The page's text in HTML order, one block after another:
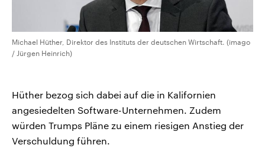
Michael Hüther, Direktor des Instituts der deutschen Wirtschaft. (imago
/ Jürgen Heinrich)
Hüther bezog sich dabei auf die in Kalifornien
angesiedelten Software-Unternehmen. Zudem
würden Trumps Pläne zu einem riesigen Anstieg der
Verschuldung führen.